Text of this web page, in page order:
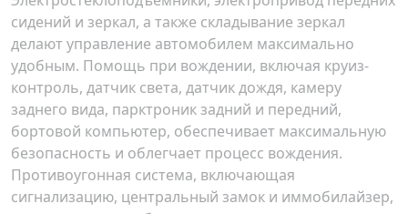
сидений и зеркал, а также складывание зеркал
делают управление автомобилем максимально
удобным. Помощь при вождении, включая круиз-
контроль, датчик света, датчик дождя, камеру
заднего вида, парктроник задний и передний,
бортовой компьютер, обеспечивает максимальную
безопасность и облегчает процесс вождения.
Противоугонная система, включающая
сигнализацию, центральный замок и иммобилайзер,